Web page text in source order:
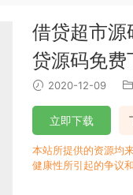
借贷超市源
贷源码免费
2020-12-09
立即下载
本站所提供的资源均
健康性所引起的争议